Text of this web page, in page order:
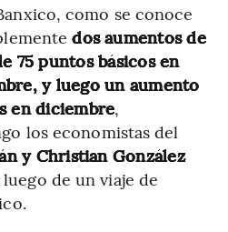
como se conoce
dos aumentos de
75 puntos básicos en
y luego un aumento
en diciembre,
los economistas del
y Christian González
de un viaje de